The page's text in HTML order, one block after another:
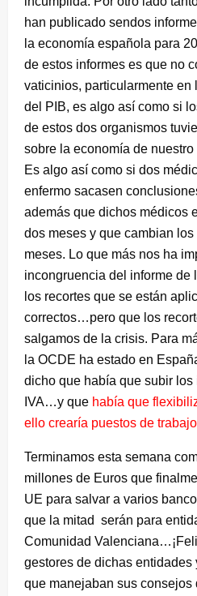
han publicado sendos
la economía española para
de estos informes es que no
vaticinios, particularmente en
del PIB, es algo así como si
de estos dos organismos
sobre la economía de
Es algo así como si dos
enfermo sacasen
además que dichos médicos
dos meses y que cambian
meses. Lo que más nos ha
incongruencia del informe de
los recortes que se están
correctos…pero que los
salgamos de la crisis. Para
la OCDE ha estado en
dicho que había que subir los
IVA…y que había que
ello crearía puestos de trabajo
Terminamos esta semana
millones de Euros que
UE para salvar a varios
que la mitad serán para
Comunidad
gestores de dichas
que manejaban sus